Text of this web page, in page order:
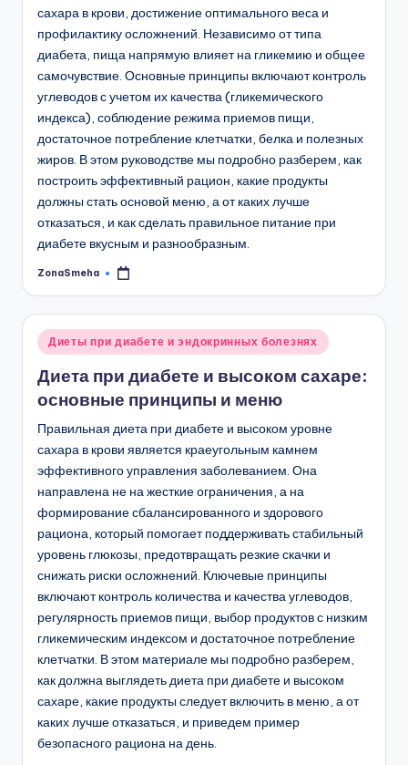
сахара в крови, достижение оптимального веса и
профилактику осложнений. Независимо от типа
диабета, пища напрямую влияет на гликемию и общее
самочувствие. Основные принципы включают контроль
углеводов с учетом их качества (гликемического
индекса), соблюдение режима приемов пищи,
достаточное потребление клетчатки, белка и полезных
жиров. В этом руководстве мы подробно разберем, как
построить эффективный рацион, какие продукты
должны стать основой меню, а от каких лучше
отказаться, и как сделать правильное питание при
диабете вкусным и разнообразным.
Запись
ZonaSmeha
Опубликовано
Диеты при диабете и эндокринных болезнях
Диета при диабете и высоком сахаре:
основные принципы и меню
Правильная диета при диабете и высоком уровне
сахара в крови является краеугольным камнем
эффективного управления заболеванием. Она
направлена не на жесткие ограничения, а на
формирование сбалансированного и здорового
рациона, который помогает поддерживать стабильный
уровень глюкозы, предотвращать резкие скачки и
снижать риски осложнений. Ключевые принципы
включают контроль количества и качества углеводов,
регулярность приемов пищи, выбор продуктов с низким
гликемическим индексом и достаточное потребление
клетчатки. В этом материале мы подробно разберем,
как должна выглядеть диета при диабете и высоком
сахаре, какие продукты следует включить в меню, а от
каких лучше отказаться, и приведем пример
безопасного рациона на день.